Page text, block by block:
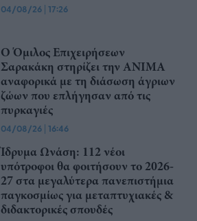
04/08/26 | 17:26
O Όμιλος Επιχειρήσεων
Σαρακάκη στηρίζει την ΑΝΙΜΑ
αναφορικά με τη διάσωση άγριων
ζώων που επλήγησαν από τις
πυρκαγιές
04/08/26 | 16:46
Ίδρυμα Ωνάση: 112 νέοι
υπότροφοι θα φοιτήσουν το 2026-
27 στα μεγαλύτερα πανεπιστήμια
παγκοσμίως για μεταπτυχιακές &
διδακτορικές σπουδές